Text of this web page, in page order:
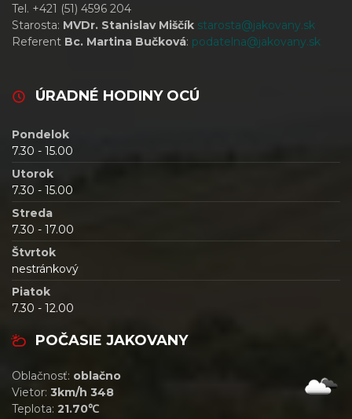
Tel. +421 (51) 4596 204
Starosta: MVDr. Stanislav Miščík starosta@jakovany.sk
Referent Bc. Martina Bučková: podatelna@jakovany.sk
ÚRADNÉ HODINY OCÚ
Pondelok
7.30 - 15.00
Utorok
7.30 - 15.00
Streda
7.30 - 17.00
Štvrtok
nestránkový
Piatok
7.30 - 12.00
POČASIE JAKOVANY
Oblačnosť: oblačno
Vietor: 3km/h 348
Teplota: 21.70℃